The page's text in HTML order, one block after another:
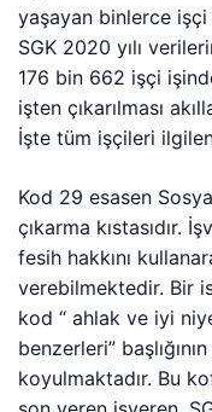
yaşayan binlerce işçi
SGK 2020 yılı
176 bin 662 işçi
işten çıkarılması
İşte tüm işçileri
Kod 29 esasen
çıkarma kıstasıdır.
fesih hakkını
verebilmektedir. Bir
kod “ ahlak ve iyi
benzerleri”
koyulmaktadır. Bu